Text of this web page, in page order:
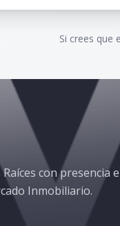
Si crees que
con presencia
Inmobiliario.